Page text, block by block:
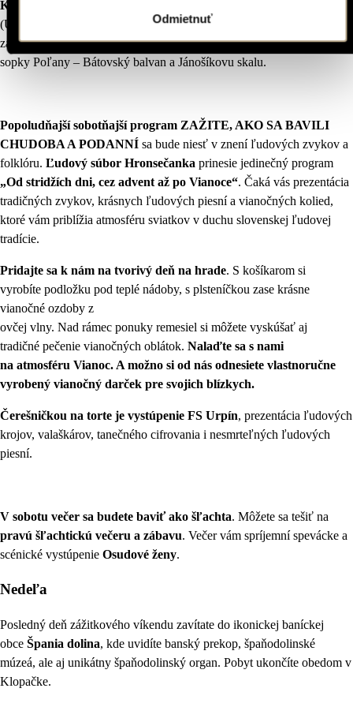
Odmietnuť
KOSTOLÍKOV
(UNESCO) a gotické kostolíky v Čeríne a Poníkoch. Dopoludnie
zavŕšite v čarovnej Hrochotskej doline, kde uvidíte diela chŕliacej
sopky Poľany – Bátovský balvan a Jánošíkovu skalu.
Popoludňajší sobotňajší program ZAŽITE, AKO SA BAVILI
CHUDOBA A PODANNÍ sa bude niesť v znení ľudových zvykov a
folklóru. Ľudový súbor Hronsečanka prinesie jedinečný program
„Od stridžích dni, cez advent až po Vianoce“. Čaká vás prezentácia
tradičných zvykov, krásnych ľudových piesní a vianočných kolied,
ktoré vám priblížia atmosféru sviatkov v duchu slovenskej ľudovej
tradície.
Pridajte sa k nám na tvorivý deň na hrade. S košíkarom si
vyrobíte podložku pod teplé nádoby, s plsteníčkou zase krásne
vianočné ozdoby z
ovčej vlny. Nad rámec ponuky remesiel si môžete vyskúšať aj
tradičné pečenie vianočných oblátok. Nalaďte sa s nami
na atmosféru Vianoc. A možno si od nás odnesiete vlastnoručne
vyrobený vianočný darček pre svojich blízkych.
Čerešničkou na torte je vystúpenie FS Urpín, prezentácia ľudových
krojov, valaškárov, tanečného cifrovania i nesmrteľných ľudových
piesní.
V sobotu večer sa budete baviť ako šľachta. Môžete sa tešiť na
pravú šľachtickú večeru a zábavu. Večer vám spríjemní spevácke a
scénické vystúpenie Osudové ženy.
Nedeľa
Posledný deň zážitkového víkendu zavítate do ikonickej baníckej
obce Špania dolina, kde uvidíte banský prekop, špaňodolinské
múzeá, ale aj unikátny špaňodolinský organ. Pobyt ukončíte obedom v
Klopačke.